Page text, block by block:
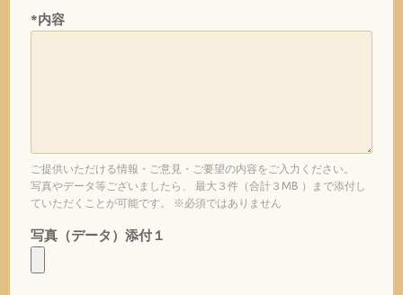
*内容
ご提供いただける情報・ご意見・ご要望の内容をご入力ください。
写真やデータ等ございましたら、 最大３件（合計３MB ）まで添付し
ていただくことが可能です。 ※必須ではありません
写真（データ）添付１